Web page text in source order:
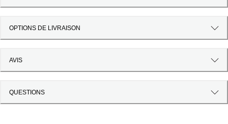
OPTIONS DE LIVRAISON
AVIS
QUESTIONS